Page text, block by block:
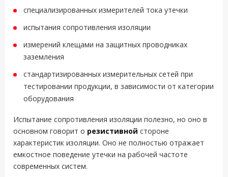
специализированных измерителей тока утечки
испытания сопротивления изоляции
измерений клещами на защитных проводниках
заземления
стандартизированных измерительных сетей при
тестировании продукции, в зависимости от категории
оборудования
Испытание сопротивления изоляции полезно, но оно в
основном говорит о резистивной стороне
характеристик изоляции. Оно не полностью отражает
емкостное поведение утечки на рабочей частоте
современных систем.